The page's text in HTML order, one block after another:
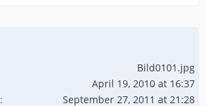
Bild0101.jpg
April 19, 2010 at 16:37
September 27, 2011 at 21:28